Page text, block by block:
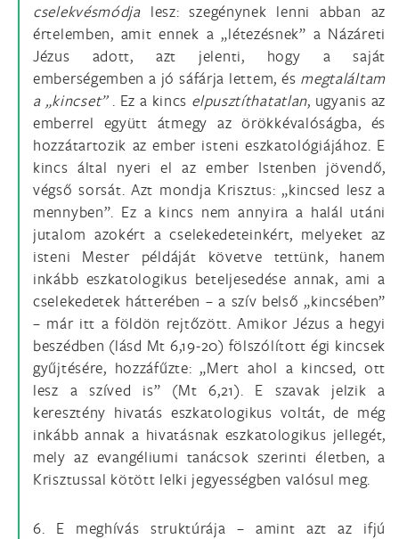
cselekvésmódja lesz: szegénynek lenni abban az
értelemben, amit ennek a „létezésnek” a Názáreti
Jézus adott, azt jelenti, hogy a saját
emberségemben a jó sáfárja lettem, és megtaláltam
a „kincset”. Ez a kincs elpusztíthatatlan, ugyanis az
emberrel együtt átmegy az örökkévalóságba, és
hozzátartozik az ember isteni eszkatológiájához. E
kincs által nyeri el az ember Istenben jövendő,
végső sorsát. Azt mondja Krisztus: „kincsed lesz a
mennyben”. Ez a kincs nem annyira a halál utáni
jutalom azokért a cselekedeteinkért, melyeket az
isteni Mester példáját követve tettünk, hanem
inkább eszkatologikus beteljesedése annak, ami a
cselekedetek hátterében – a szív belső „kincsében”
– már itt a földön rejtőzött. Amikor Jézus a hegyi
beszédben (lásd Mt 6,19-20) fölszólított égi kincsek
gyűjtésére, hozzáfűzte: „Mert ahol a kincsed, ott
lesz a szíved is” (Mt 6,21). E szavak jelzik a
keresztény hivatás eszkatologikus voltát, de még
inkább annak a hivatásnak eszkatologikus jellegét,
mely az evangéliumi tanácsok szerinti életben, a
Krisztussal kötött lelki jegyességben valósul meg.
6. E meghívás struktúrája – amint azt az ifjú